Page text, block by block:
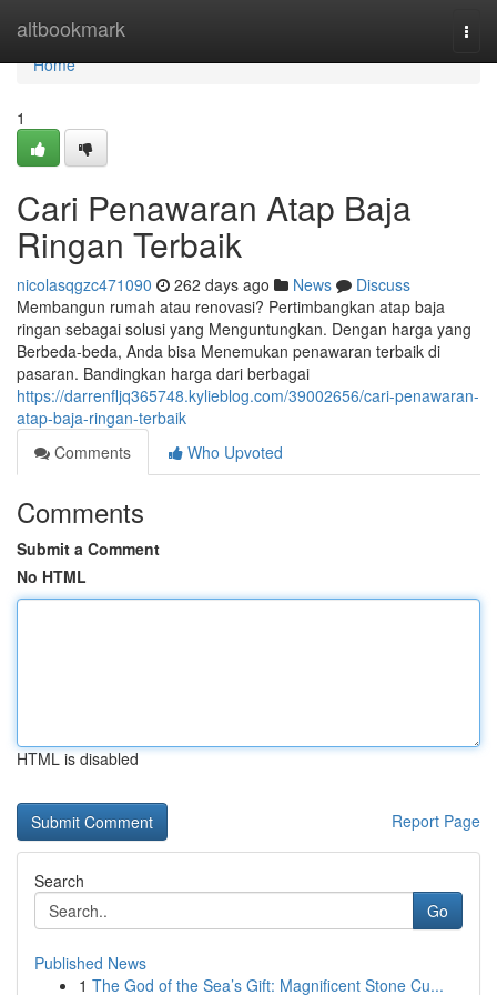
altbookmark
Home
Home
1
Cari Penawaran Atap Baja
Ringan Terbaik
nicolasqgzc471090 262 days ago News
Discuss
Membangun rumah atau renovasi? Pertimbangkan atap baja
ringan sebagai solusi yang Menguntungkan. Dengan harga yang
Berbeda-beda, Anda bisa Menemukan penawaran terbaik di
pasaran. Bandingkan harga dari berbagai
https://darrenfljq365748.kylieblog.com/39002656/cari-penawaran-
atap-baja-ringan-terbaik
Comments
Who Upvoted
Comments
Submit a Comment
No HTML
HTML is disabled
Report Page
Search
Go
Published News
1 The God of the Sea’s Gift: Magnificent Stone Cu...